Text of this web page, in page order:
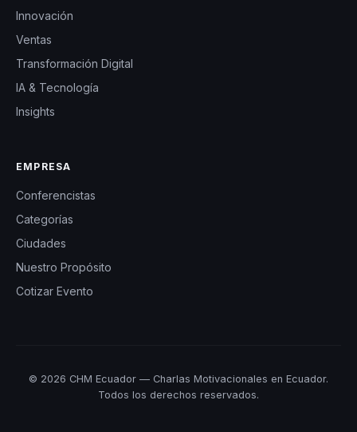
Innovación
Ventas
Transformación Digital
IA & Tecnología
Insights
EMPRESA
Conferencistas
Categorías
Ciudades
Nuestro Propósito
Cotizar Evento
© 2026 CHM Ecuador — Charlas Motivacionales en Ecuador.
Todos los derechos reservados.